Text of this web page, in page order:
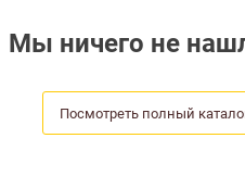
Мы ничего не
Посмотреть полный